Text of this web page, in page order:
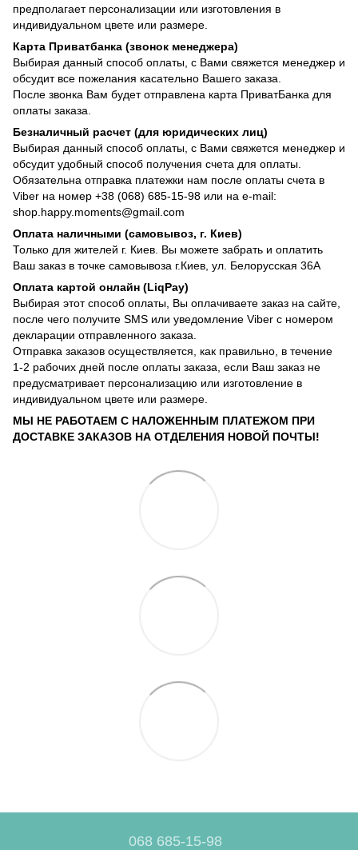
предполагает персонализации или изготовления в
индивидуальном цвете или размере.
Карта Приватбанка (звонок менеджера)
Выбирая данный способ оплаты, с Вами свяжется менеджер и
обсудит все пожелания касательно Вашего заказа.
После звонка Вам будет отправлена карта ПриватБанка для
оплаты заказа.
Безналичный расчет (для юридических лиц)
Выбирая данный способ оплаты, с Вами свяжется менеджер и
обсудит удобный способ получения счета для оплаты.
Обязательна отправка платежки нам после оплаты счета в
Viber на номер +38 (068) 685-15-98 или на e-mail:
shop.happy.moments@gmail.com
Оплата наличными (самовывоз, г. Киев)
Только для жителей г. Киев. Вы можете забрать и оплатить
Ваш заказ в точке самовывоза г.Киев, ул. Белорусская 36А
Оплата картой онлайн (LiqPay)
Выбирая этот способ оплаты, Вы оплачиваете заказ на сайте,
после чего получите SMS или уведомление Viber с номером
декларации отправленного заказа.
Отправка заказов осуществляется, как правильно, в течение
1-2 рабочих дней после оплаты заказа, если Ваш заказ не
предусматривает персонализацию или изготовление в
индивидуальном цвете или размере.
МЫ НЕ РАБОТАЕМ С НАЛОЖЕННЫМ ПЛАТЕЖОМ ПРИ
ДОСТАВКЕ ЗАКАЗОВ НА ОТДЕЛЕНИЯ НОВОЙ ПОЧТЫ!
068 685-15-98